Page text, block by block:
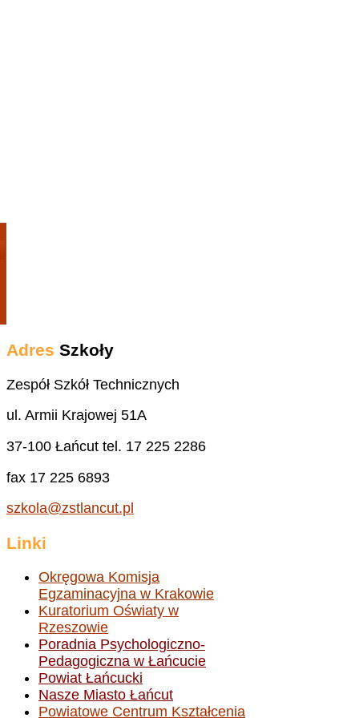
Adres Szkoły
Zespół Szkół Technicznych
ul. Armii Krajowej 51A
37-100 Łańcut tel. 17 225 2286
fax 17 225 6893
szkola@zstlancut.pl
Linki
Okręgowa Komisja
Egzaminacyjna w Krakowie
Kuratorium Oświaty w
Rzeszowie
Poradnia Psychologiczno-
Pedagogiczna w Łańcucie
Powiat Łańcucki
Nasze Miasto Łańcut
Powiatowe Centrum Kształcenia